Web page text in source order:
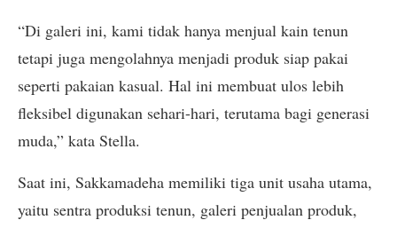
“Di galeri ini, kami tidak hanya menjual kain tenun
tetapi juga mengolahnya menjadi produk siap pakai
seperti pakaian kasual. Hal ini membuat ulos lebih
fleksibel digunakan sehari-hari, terutama bagi generasi
muda,” kata Stella.
Saat ini, Sakkamadeha memiliki tiga unit usaha utama,
yaitu sentra produksi tenun, galeri penjualan produk,